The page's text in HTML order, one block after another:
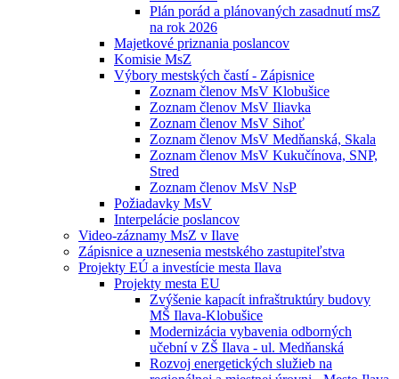
Plán porád a plánovaných zasadnutí msZ
na rok 2026
Majetkové priznania poslancov
Komisie MsZ
Výbory mestských častí - Zápisnice
Zoznam členov MsV Klobušice
Zoznam členov MsV Iliavka
Zoznam členov MsV Sihoť
Zoznam členov MsV Medňanská, Skala
Zoznam členov MsV Kukučínova, SNP,
Stred
Zoznam členov MsV NsP
Požiadavky MsV
Interpelácie poslancov
Video-záznamy MsZ v Ilave
Zápisnice a uznesenia mestského zastupiteľstva
Projekty EÚ a investície mesta Ilava
Projekty mesta EU
Zvýšenie kapacít infraštruktúry budovy
MŠ Ilava-Klobušice
Modernizácia vybavenia odborných
učební v ZŠ Ilava - ul. Medňanská
Rozvoj energetických služieb na